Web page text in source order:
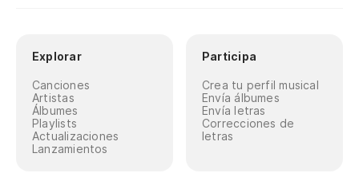
Explorar
Canciones
Artistas
Álbumes
Playlists
Actualizaciones
Lanzamientos
Participa
Crea tu perfil musical
Envía álbumes
Envía letras
Correcciones de
letras